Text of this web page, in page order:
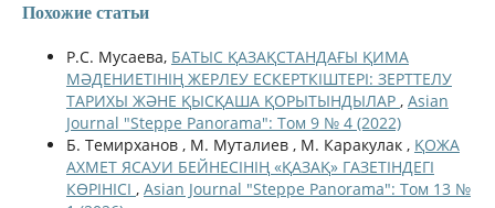
Похожие статьи
Р.С. Мусаева, БАТЫС ҚАЗАҚСТАНДАҒЫ ҚИМА
МӘДЕНИЕТІНІҢ ЖЕРЛЕУ ЕСКЕРТКІШТЕРІ: ЗЕРТТЕЛУ
ТАРИХЫ ЖӘНЕ ҚЫСҚАША ҚОРЫТЫНДЫЛАР , Asian
Journal "Steppe Panorama": Том 9 № 4 (2022)
Б. Темирханов , М. Муталиев , М. Каракулак , ҚОЖА
АХМЕТ ЯСАУИ БЕЙНЕСІНІҢ «ҚАЗАҚ» ГАЗЕТІНДЕГІ
КӨРІНІСІ , Asian Journal "Steppe Panorama": Том 13 №